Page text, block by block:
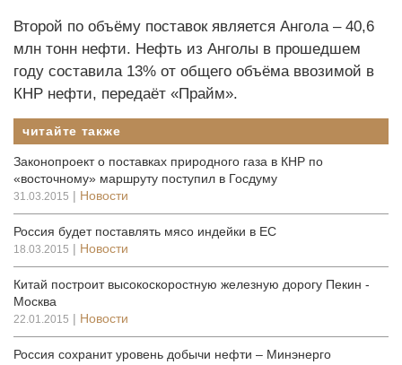
Второй по объёму поставок является Ангола – 40,6
млн тонн нефти. Нефть из Анголы в прошедшем
году составила 13% от общего объёма ввозимой в
КНР нефти, передаёт «Прайм».
читайте также
Законопроект о поставках природного газа в КНР по
«восточному» маршруту поступил в Госдуму
31.03.2015 | Новости
Россия будет поставлять мясо индейки в ЕС
18.03.2015 | Новости
Китай построит высокоскоростную железную дорогу Пекин -
Москва
22.01.2015 | Новости
Россия сохранит уровень добычи нефти – Минэнерго